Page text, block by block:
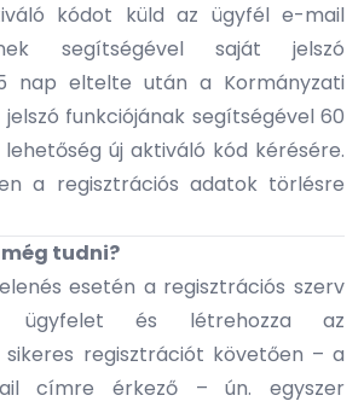
kódot küld az ügyfél e-mail
segítségével saját jelszó
nap eltelte után a Kormányzati
funkciójának segítségével 60
új aktiváló kód kérésére.
a regisztrációs adatok törlésre
tudni?
esetén a regisztrációs szerv
ügyfelet és létrehozza az
sikeres regisztrációt követően – a
címre érkező – ún. egyszer